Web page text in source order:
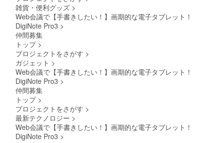
雑貨・便利グッズ >
Web会議で【手書きしたい！】画期的な電子タブレット！
DigiNote Pro3 >
仲間募集
トップ >
プロジェクトをさがす >
ガジェット >
Web会議で【手書きしたい！】画期的な電子タブレット！
DigiNote Pro3 >
仲間募集
トップ >
プロジェクトをさがす >
最新テクノロジー >
Web会議で【手書きしたい！】画期的な電子タブレット！
DigiNote Pro3 >